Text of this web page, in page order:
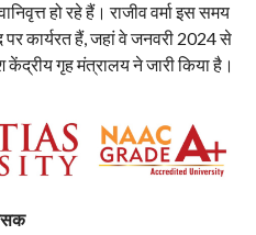
हो रहे हैं। राजीव वर्मा इस समय
कार्यरत हैं, जहां वे जनवरी 2024 से
गृह मंत्रालय ने जारी किया है।